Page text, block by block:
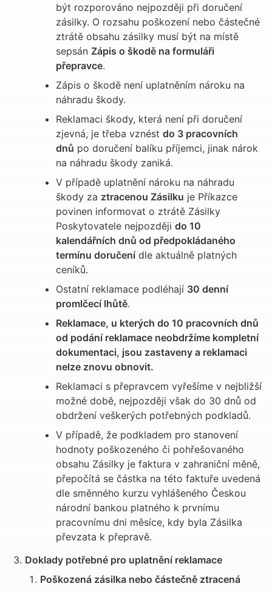
být rozporováno nejpozději při doručení
zásilky. O rozsahu poškození nebo částečné
ztrátě obsahu zásilky musí být na místě
sepsán Zápis o škodě na formuláři
přepravce.
Zápis o škodě není uplatněním nároku na
náhradu škody.
Reklamaci škody, která není při doručení
zjevná, je třeba vznést do 3 pracovních
dnů po doručení balíku příjemci, jinak nárok
na náhradu škody zaniká.
V případě uplatnění nároku na náhradu
škody za ztracenou Zásilku je Příkazce
povinen informovat o ztrátě Zásilky
Poskytovatele nejpozději do 10
kalendářních dnů od předpokládaného
termínu doručení dle aktuálně platných
ceníků.
Ostatní reklamace podléhají 30 denní
promlčecí lhůtě.
Reklamace, u kterých do 10 pracovních dnů
od podání reklamace neobdržíme kompletní
dokumentaci, jsou zastaveny a reklamaci
nelze znovu obnovit.
Reklamaci s přepravcem vyřešíme v nejbližší
možné době, nejpozději však do 30 dnů od
obdržení veškerých potřebných podkladů.
V případě, že podkladem pro stanovení
hodnoty poškozeného či pohřešovaného
obsahu Zásilky je faktura v zahraniční měně,
přepočítá se částka na této faktuře uvedená
dle směnného kurzu vyhlášeného Českou
národní bankou platného k prvnímu
pracovnímu dni měsíce, kdy byla Zásilka
převzata k přepravě.
Doklady potřebné pro uplatnění reklamace
Poškozená zásilka nebo částečně ztracená